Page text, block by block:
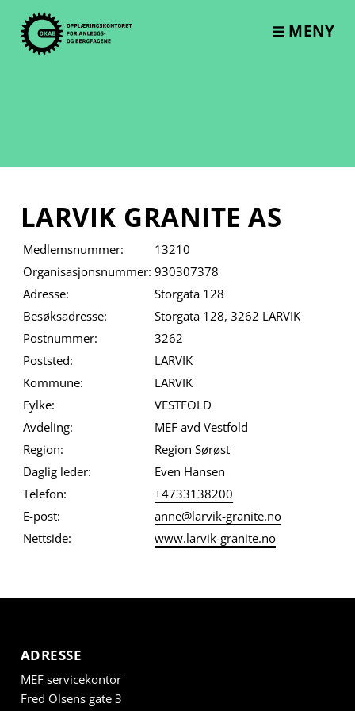
content
MENY
LARVIK GRANITE AS
Medlemsnummer:
13210
Organisasjonsnummer: 930307378
Adresse:
Storgata 128
Besøksadresse:
Storgata 128, 3262 LARVIK
Postnummer:
3262
Poststed:
LARVIK
Kommune:
LARVIK
Fylke:
VESTFOLD
Avdeling:
MEF avd Vestfold
Region:
Region Sørøst
Daglig leder:
Even Hansen
Telefon:
+4733138200
E-post:
anne@larvik-granite.no
Nettside:
www.larvik-granite.no
ADRESSE
MEF servicekontor
Fred Olsens gate 3